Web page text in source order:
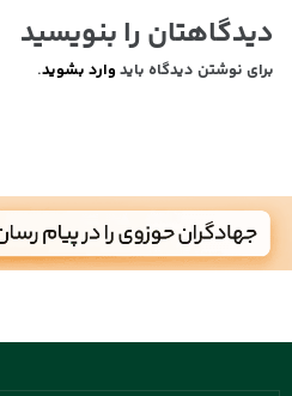
دیدگاهتان را بنویسید
برای نوشتن دیدگاه باید وارد بشوید.